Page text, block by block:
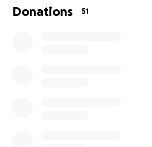
medical bills, treatments,
needs is growing.
Donations 51